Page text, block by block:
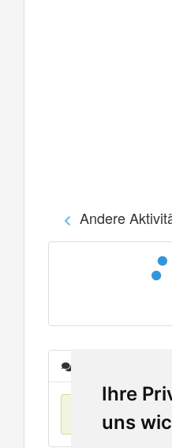
Ihre
uns
Andere
Keine Einträge